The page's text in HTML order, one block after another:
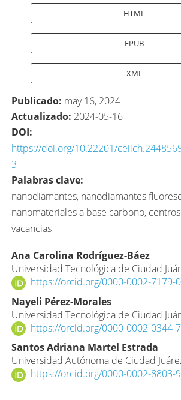
HTML
EPUB
XML
Publicado: may 16, 2024
Actualizado: 2024-05-16
DOI:
https://doi.org/10.22201/
3
Palabras clave:
nanodiamantes, nanodiamantes
nanomateriales a base carbono,
vacancias
Contenido
principal
del
artículo
Ana Carolina Rodríguez-Báez
Universidad Tecnológica de Ciudad
https://orcid.org/0000-0002-7179-
Nayeli Pérez-Morales
Universidad Tecnológica de Ciudad
https://orcid.org/0000-0002-0344-
Santos Adriana Martel Estrada
Universidad Autónoma de Ciudad
https://orcid.org/0000-0002-8803-